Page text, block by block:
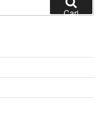
Cari